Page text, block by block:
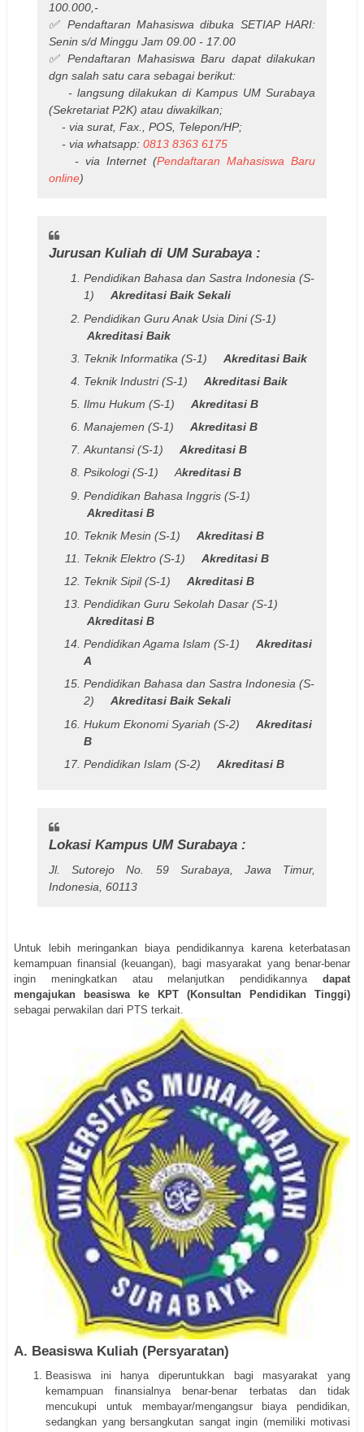
100.000,-
✅ Pendaftaran Mahasiswa dibuka SETIAP HARI:
Senin s/d Minggu Jam 09.00 - 17.00
✅ Pendaftaran Mahasiswa Baru dapat dilakukan
dgn salah satu cara sebagai berikut:
- langsung dilakukan di Kampus UM Surabaya
(Sekretariat P2K) atau diwakilkan;
- via surat, Fax., POS, Telepon/HP;
- via whatsapp: 0813 8363 6175
- via Internet (Pendaftaran Mahasiswa Baru
online)
Jurusan Kuliah di UM Surabaya :
Pendidikan Bahasa dan Sastra Indonesia (S-
1) Akreditasi Baik Sekali
Pendidikan Guru Anak Usia Dini (S-1)
Akreditasi Baik
Teknik Informatika (S-1) Akreditasi Baik
Teknik Industri (S-1) Akreditasi Baik
Ilmu Hukum (S-1) Akreditasi B
Manajemen (S-1) Akreditasi B
Akuntansi (S-1) Akreditasi B
Psikologi (S-1) Akreditasi B
Pendidikan Bahasa Inggris (S-1)
Akreditasi B
Teknik Mesin (S-1) Akreditasi B
Teknik Elektro (S-1) Akreditasi B
Teknik Sipil (S-1) Akreditasi B
Pendidikan Guru Sekolah Dasar (S-1)
Akreditasi B
Pendidikan Agama Islam (S-1) Akreditasi
A
Pendidikan Bahasa dan Sastra Indonesia (S-
2) Akreditasi Baik Sekali
Hukum Ekonomi Syariah (S-2) Akreditasi
B
Pendidikan Islam (S-2) Akreditasi B
Lokasi Kampus UM Surabaya :
Jl. Sutorejo No. 59 Surabaya, Jawa Timur,
Indonesia, 60113
Untuk lebih meringankan biaya pendidikannya karena keterbatasan
kemampuan finansial (keuangan), bagi masyarakat yang benar-benar
ingin meningkatkan atau melanjutkan pendidikannya dapat
mengajukan beasiswa ke KPT (Konsultan Pendidikan Tinggi)
sebagai perwakilan dari PTS terkait.
A. Beasiswa Kuliah (Persyaratan)
Beasiswa ini hanya diperuntukkan bagi masyarakat yang
kemampuan finansialnya benar-benar terbatas dan tidak
mencukupi untuk membayar/mengangsur biaya pendidikan,
sedangkan yang bersangkutan sangat ingin (memiliki motivasi